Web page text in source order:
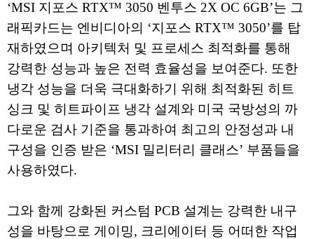
‘MSI 지포스 RTX™ 3050 벤투스 2X OC 6GB’는 그
래픽카드는 엔비디아의 ‘지포스 RTX™ 3050’를 탑
재하였으며 아키텍처 및 프로세스 최적화를 통해
강력한 성능과 높은 전력 효율성을 보여준다. 또한
냉각 성능을 더욱 극대화하기 위해 최적화된 히트
싱크 및 히트파이프 냉각 설계와 미국 국방성의 까
다로운 검사 기준을 통과하여 최고의 안정성과 내
구성을 인증 받은 ‘MSI 밀리터리 클래스’ 부품들을
사용하였다.
그와 함께 강화된 커스텀 PCB 설계는 강력한 내구
성을 바탕으로 게이밍, 크리에이터 등 어떠한 작업